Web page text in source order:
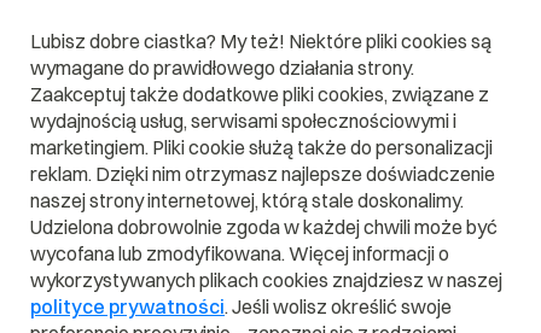
Czym jest Rozszerzenie objaśnień?
Przeczytaj czym jestRozszerzenie objaśnieńw naszym
słowniku.
Lubisz dobre ciastka? My też! Niektóre pliki cookies są
wymagane do prawidłowego działania strony.
Zaakceptuj także dodatkowe pliki cookies, związane z
wydajnością usług, serwisami społecznościowymi i
marketingiem. Pliki cookie służą także do personalizacji
reklam. Dzięki nim otrzymasz najlepsze doświadczenie
naszej strony internetowej, którą stale doskonalimy.
Udzielona dobrowolnie zgoda w każdej chwili może być
wycofana lub zmodyfikowana. Więcej informacji o
wykorzystywanych plikach cookies znajdziesz w naszej
polityce prywatności. Jeśli wolisz określić swoje